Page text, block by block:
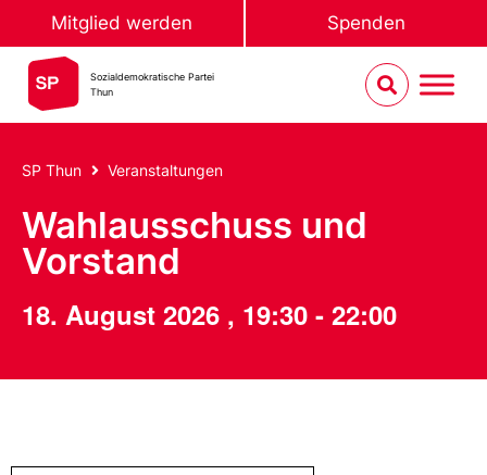
Mitglied werden Spenden
Sozialdemokratische Partei
Thun
SP Thun Veranstaltungen
Wahlausschuss und
Vorstand
18. August 2026 , 19:30 - 22:00